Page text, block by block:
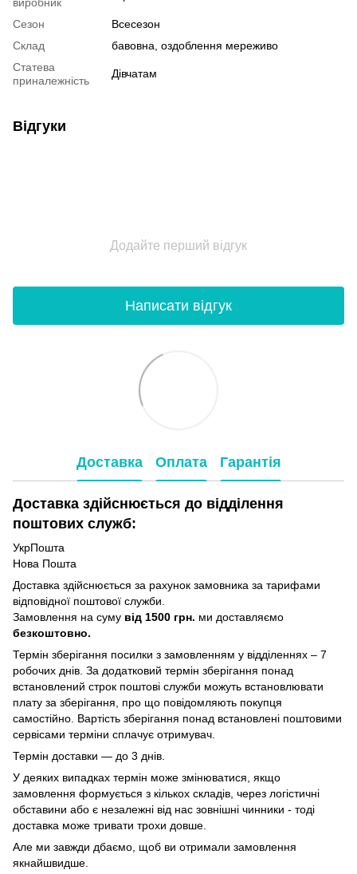
Сезон
Всесезон
Склад
бавовна, оздоблення мереживо
Статева
приналежність
Дівчатам
Відгуки
Додайте перший відгук
Написати відгук
Доставка Оплата Гарантія
Доставка здійснюється до відділення
поштових служб:
УкрПошта
Нова Пошта
Доставка здійснюється за рахунок замовника за тарифами
відповідної поштової служби.
Замовлення на суму від 1500 грн. ми доставляємо
безкоштовно.
Термін зберігання посилки з замовленням у відділеннях – 7
робочих днів. За додатковий термін зберігання понад
встановлений строк поштові служби можуть встановлювати
плату за зберігання, про що повідомляють покупця
самостійно. Вартість зберігання понад вcтановлені поштовими
сервісами терміни сплачує отримувач.
Термін доставки — до 3 днів.
У деяких випадках термін може змінюватися, якщо
замовлення формується з кількох складів, через логістичні
обставини або є незалежні від нас зовнішні чинники - тоді
доставка може тривати трохи довше.
Але ми завжди дбаємо, щоб ви отримали замовлення
якнайшвидше.